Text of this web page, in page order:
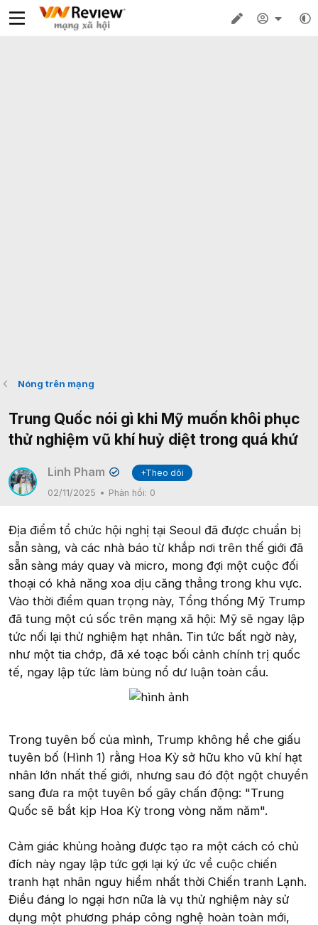
Nóng trên mạng
Trung Quốc nói gì khi Mỹ muốn khôi phục
thử nghiệm vũ khí huỷ diệt trong quá khứ
Linh Pham ✔
+Theo dõi
02/11/2025
Phản hồi: 0
Địa điểm tổ chức hội nghị tại Seoul đã được chuẩn bị
sẵn sàng, và các nhà báo từ khắp nơi trên thế giới đã
sẵn sàng máy quay và micro, mong đợi một cuộc đối
thoại có khả năng xoa dịu căng thẳng trong khu vực.
Vào thời điểm quan trọng này, Tổng thống Mỹ Trump
đã tung một cú sốc trên mạng xã hội: Mỹ sẽ ngay lập
tức nối lại thử nghiệm hạt nhân. Tin tức bất ngờ này,
như một tia chớp, đã xé toạc bối cảnh chính trị quốc
tế, ngay lập tức làm bùng nổ dư luận toàn cầu.
Trong tuyên bố của mình, Trump không hề che giấu
tuyên bố (Hình 1) rằng Hoa Kỳ sở hữu kho vũ khí hạt
nhân lớn nhất thế giới, nhưng sau đó đột ngột chuyển
sang đưa ra một tuyên bố gây chấn động: "Trung
Quốc sẽ bắt kịp Hoa Kỳ trong vòng năm năm".
Cảm giác khủng hoảng được tạo ra một cách có chủ
đích này ngay lập tức gợi lại ký ức về cuộc chiến
tranh hạt nhân nguy hiểm nhất thời Chiến tranh Lạnh.
Điều đáng lo ngại hơn nữa là vụ thử nghiệm này sử
dụng một phương pháp công nghệ hoàn toàn mới,